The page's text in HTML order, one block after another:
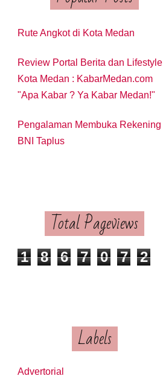
Rute Angkot di Kota Medan
Review Portal Berita dan Lifestyle
Kota Medan : KabarMedan.com
"Apa Kabar ? Ya Kabar Medan!"
Pengalaman Membuka Rekening
BNI Taplus
Total Pageviews
1 8 6 7 0 7 2
Labels
Advertorial